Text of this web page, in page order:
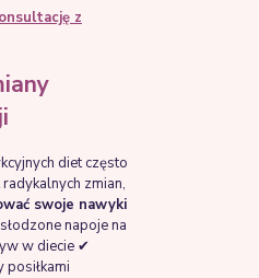
z
diet często
zmian,
swoje nawyki
napoje na
w diecie ✔
posiłkami